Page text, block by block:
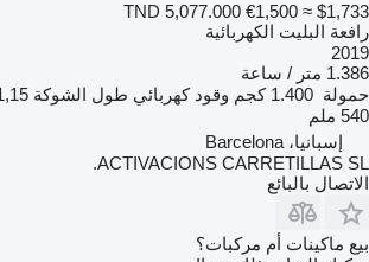
TND 5,077.000 €1,500 ≈ $1,733
رافعة البليت الكهربائية
2019
1.386 متر / ساعة
حمولة 1.400 كجم وقود كهربائي طول الشوكة 1,15
540 ملم
إسبانيا، Barcelona
ACTIVACIONS CARRETILLAS SL.
الاتصال بالبائع
بيع ماكينات أم مركبات؟